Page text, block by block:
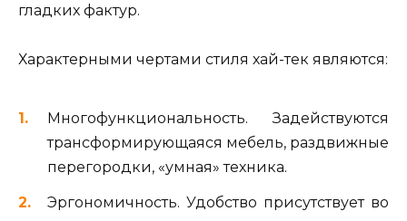
гладких фактур.
Характерными чертами стиля хай-тек являются:
Многофункциональность. Задействуются
трансформирующаяся мебель, раздвижные
перегородки, «умная» техника.
Эргономичность. Удобство присутствует во